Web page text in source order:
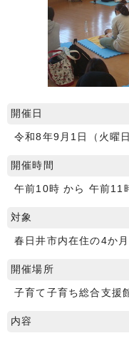
開催日
令和8年9月1日（火曜日
開催時間
午前10時 から 午前11
対象
春日井市内在住の4か
開催場所
子育て子育ち総合支援
内容